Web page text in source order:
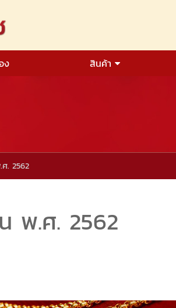
ง สินค้า
. 2562
พ.ศ. 2562